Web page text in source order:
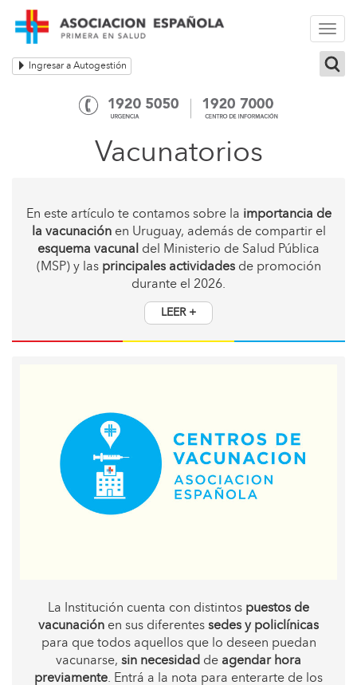
Ingresar a Autogestión
Vacunatorios
En este artículo te contamos sobre la importancia de
la vacunaciónen Uruguay, además de compartir el
esquema vacunal
del Ministerio de Salud Pública
(MSP) y las principales actividadesde promoción
durante el 2026.
LEER +
La Institución cuenta con distintos puestos de
vacunación en sus diferentes sedes y policlínicas
para que todos aquellos que lo deseen puedan
vacunarse, sin necesidad de agendar hora
previamente. Entrá a la nota para enterarte de los